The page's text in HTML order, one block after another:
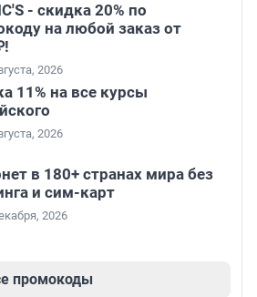
- скидка 20% по
на любой заказ от
2026
11% на все курсы
2026
в 180+ странах мира без
и сим-карт
2026
промокоды